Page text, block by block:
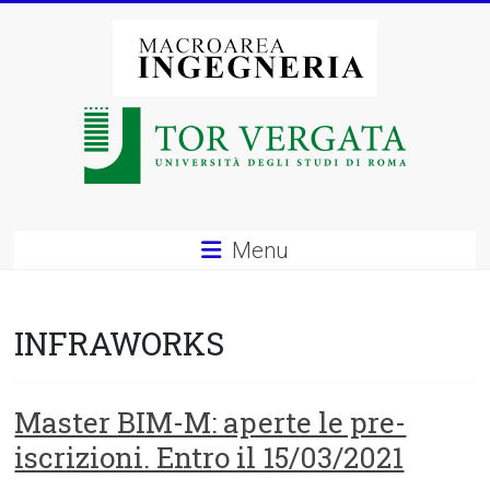
Macroarea
degli
di
Roma
Menu
INFRAWORKS
Master BIM-M: aperte le pre-
iscrizioni. Entro il 15/03/2021